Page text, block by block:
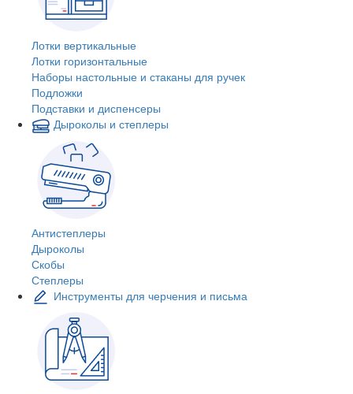
Лотки вертикальные
Лотки горизонтальные
Наборы настольные и стаканы для ручек
Подложки
Подставки и диспенсеры
Дыроколы и степлеры
Антистеплеры
Дыроколы
Скобы
Степлеры
Инструменты для черчения и письма